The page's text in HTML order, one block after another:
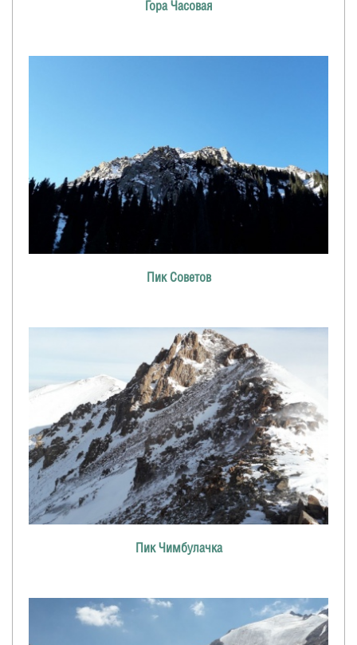
Гора Часовая
Пик Советов
Пик Чимбулачка